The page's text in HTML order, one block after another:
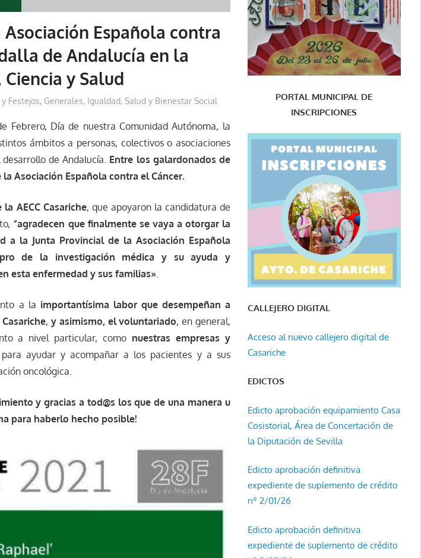
Española contra
de Andalucía en la
y Salud
Festejos, Generales, Igualdad, Salud y Bienestar Social
Febrero, Día de nuestra Comunidad Autónoma, la
ámbitos a personas, colectivos o asociaciones
de Andalucía. Entre los galardonados de
Asociación Española contra el Cáncer.
AECC Casariche, que apoyaron la candidatura de
“agradecen que finalmente se vaya a otorgar la
a la Junta Provincial de la Asociación Española
de la investigación médica y su ayuda y
esta enfermedad y sus familias».
a la importantísima labor que desempeñan a
,y asimismo, el voluntariado, en general,
a nivel particular, como nuestras empresas y
ayudar y acompañar a los pacientes y a sus
oncológica.
y gracias a tod@s los que de una manera u
para haberlo hecho posible!
PORTAL MUNICIPAL DE
INSCRIPCIONES
CALLEJERO DIGITAL
Acceso al nuevo callejero digital de
Casariche
EDICTOS
Edicto aprobación equipamiento Casa
Cosistorial, Área de Concertación de
la Diputación de Sevilla
Edicto aprobación definitiva
expediente de suplemento de crédito
nº 2/01/26
Edicto aprobación definitiva
expediente de suplemento de crédito